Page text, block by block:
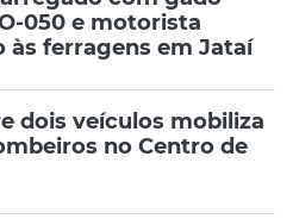
050 e motorista
às ferragens em Jataí
dois veículos mobiliza
no Centro de